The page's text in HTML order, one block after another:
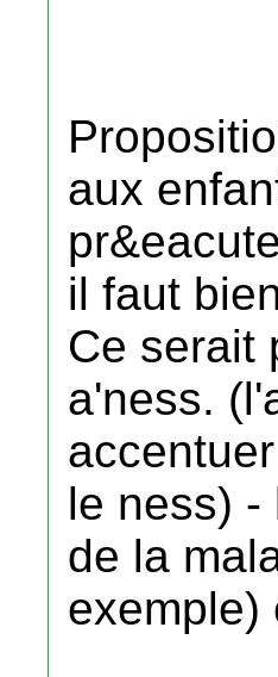
aux
il faut
Ce serait
a'ness.
le ness) -
de la
exemple)